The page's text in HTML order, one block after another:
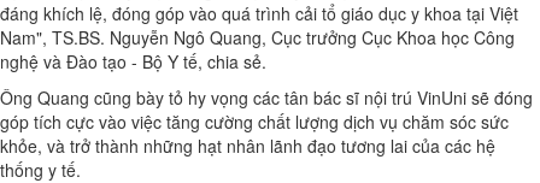
đáng khích lệ, đóng góp vào quá trình cải tổ giáo dục y khoa tại Việt
Nam", TS.BS. Nguyễn Ngô Quang, Cục trưởng Cục Khoa học Công
nghệ và Đào tạo - Bộ Y tế, chia sẻ.
Ông Quang cũng bày tỏ hy vọng các tân bác sĩ nội trú VinUni sẽ đóng
góp tích cực vào việc tăng cường chất lượng dịch vụ chăm sóc sức
khỏe, và trở thành những hạt nhân lãnh đạo tương lai của các hệ
thống y tế.